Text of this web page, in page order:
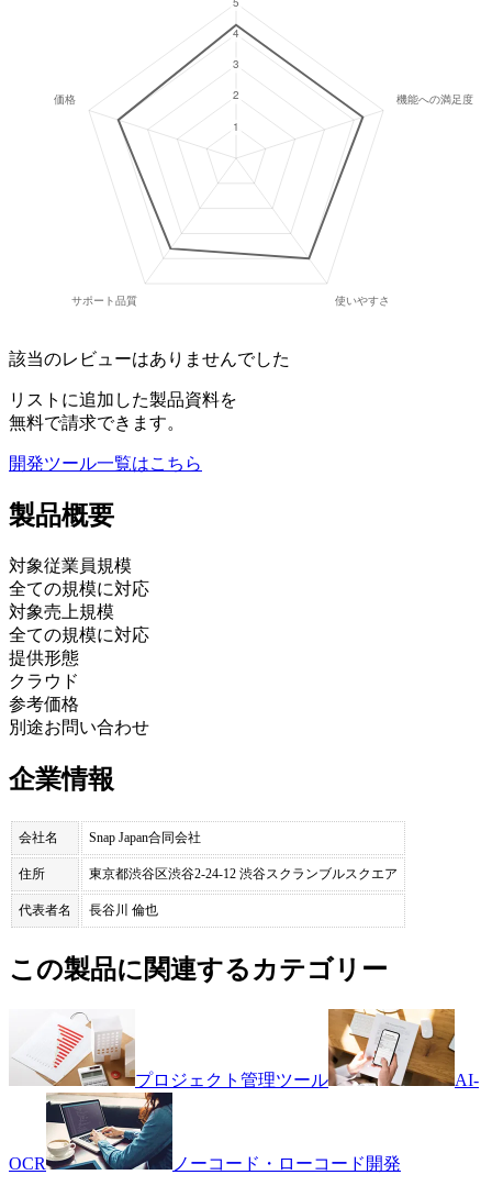
該当のレビューはありませんでした
リストに追加した製品資料を
無料で請求できます。
開発ツール一覧はこちら
製品概要
対象従業員規模
全ての規模に対応
対象売上規模
全ての規模に対応
提供形態
クラウド
参考価格
別途お問い合わせ
企業情報
会社名 Snap Japan合同会社
住所 東京都渋谷区渋谷2-24-12 渋谷スクランブルスクエア
代表者名 長谷川 倫也
この製品に関連するカテゴリー
プロジェクト管理ツール AI-
OCR ノーコード・ローコード開発